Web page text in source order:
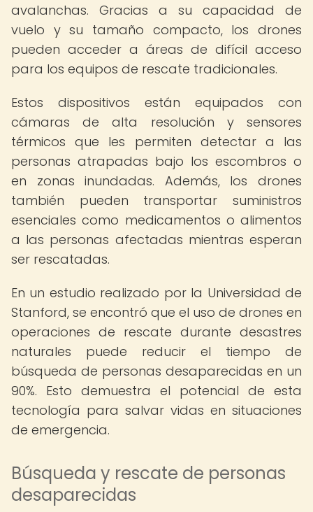
avalanchas. Gracias a su capacidad de
vuelo y su tamaño compacto, los drones
pueden acceder a áreas de difícil acceso
para los equipos de rescate tradicionales.
Estos dispositivos están equipados con
cámaras de alta resolución y sensores
térmicos que les permiten detectar a las
personas atrapadas bajo los escombros o
en zonas inundadas. Además, los drones
también pueden transportar suministros
esenciales como medicamentos o alimentos
a las personas afectadas mientras esperan
ser rescatadas.
En un estudio realizado por la Universidad de
Stanford, se encontró que el uso de drones en
operaciones de rescate durante desastres
naturales puede reducir el tiempo de
búsqueda de personas desaparecidas en un
90%. Esto demuestra el potencial de esta
tecnología para salvar vidas en situaciones
de emergencia.
Búsqueda y rescate de personas
desaparecidas